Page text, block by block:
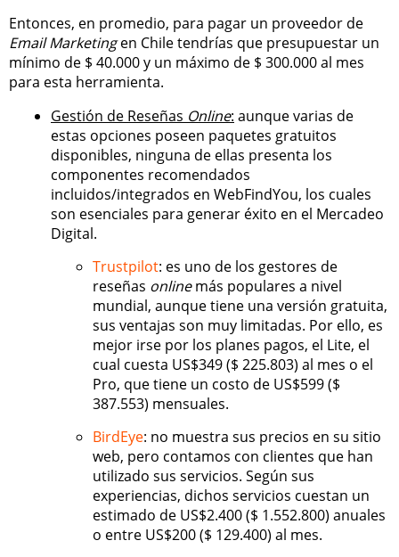
Entonces, en promedio, para pagar un proveedor de
Email Marketingen Chile tendrías que presupuestar un
mínimo de $ 40.000 y un máximo de $ 300.000 al mes
para esta herramienta.
Gestión de Reseñas Online: aunque varias de
estas opciones poseen paquetes gratuitos
disponibles, ninguna de ellas presenta los
componentes recomendados
incluidos/integrados en WebFindYou, los cuales
son esenciales para generar éxito en el Mercadeo
Digital.
Trustpilot: es uno de los gestores de
reseñas onlinemás populares a nivel
mundial, aunque tiene una versión gratuita,
sus ventajas son muy limitadas. Por ello, es
mejor irse por los planes pagos, el Lite, el
cual cuesta US$349 ($ 225.803) al mes o el
Pro, que tiene un costo de US$599 ($
387.553) mensuales.
BirdEye: no muestra sus precios en su sitio
web, pero contamos con clientes que han
utilizado sus servicios. Según sus
experiencias, dichos servicios cuestan un
estimado de US$2.400 ($ 1.552.800) anuales
o entre US$200 ($ 129.400) al mes.